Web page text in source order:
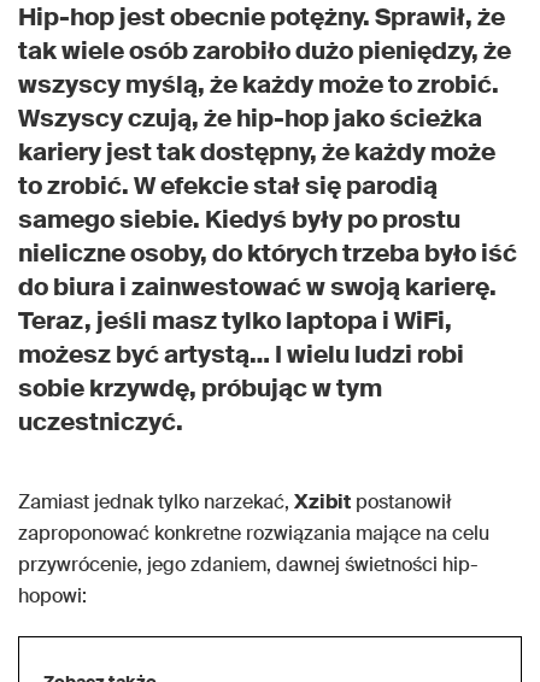
Hip-hop jest obecnie potężny. Sprawił, że
tak wiele osób zarobiło dużo pieniędzy, że
wszyscy myślą, że każdy może to zrobić.
Wszyscy czują, że hip-hop jako ścieżka
kariery jest tak dostępny, że każdy może
to zrobić. W efekcie stał się parodią
samego siebie. Kiedyś były po prostu
nieliczne osoby, do których trzeba było iść
do biura i zainwestować w swoją karierę.
Teraz, jeśli masz tylko laptopa i WiFi,
możesz być artystą… I wielu ludzi robi
sobie krzywdę, próbując w tym
uczestniczyć.
Zamiast jednak tylko narzekać, Xzibit postanowił
zaproponować konkretne rozwiązania mające na celu
przywrócenie, jego zdaniem, dawnej świetności hip-
hopowi: